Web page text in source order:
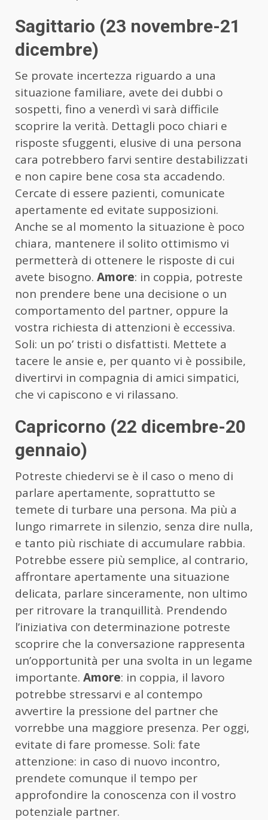
Sagittario (23 novembre-21
dicembre)
Se provate incertezza riguardo a una
situazione familiare, avete dei dubbi o
sospetti, fino a venerdì vi sarà difficile
scoprire la verità. Dettagli poco chiari e
risposte sfuggenti, elusive di una persona
cara potrebbero farvi sentire destabilizzati
e non capire bene cosa sta accadendo.
Cercate di essere pazienti, comunicate
apertamente ed evitate supposizioni.
Anche se al momento la situazione è poco
chiara, mantenere il solito ottimismo vi
permetterà di ottenere le risposte di cui
avete bisogno. Amore: in coppia, potreste
non prendere bene una decisione o un
comportamento del partner, oppure la
vostra richiesta di attenzioni è eccessiva.
Soli: un po’ tristi o disfattisti. Mettete a
tacere le ansie e, per quanto vi è possibile,
divertirvi in compagnia di amici simpatici,
che vi capiscono e vi rilassano.
Capricorno (22 dicembre-20
gennaio)
Potreste chiedervi se è il caso o meno di
parlare apertamente, soprattutto se
temete di turbare una persona. Ma più a
lungo rimarrete in silenzio, senza dire nulla,
e tanto più rischiate di accumulare rabbia.
Potrebbe essere più semplice, al contrario,
affrontare apertamente una situazione
delicata, parlare sinceramente, non ultimo
per ritrovare la tranquillità. Prendendo
l’iniziativa con determinazione potreste
scoprire che la conversazione rappresenta
un’opportunità per una svolta in un legame
importante. Amore: in coppia, il lavoro
potrebbe stressarvi e al contempo
avvertire la pressione del partner che
vorrebbe una maggiore presenza. Per oggi,
evitate di fare promesse. Soli: fate
attenzione: in caso di nuovo incontro,
prendete comunque il tempo per
approfondire la conoscenza con il vostro
potenziale partner.